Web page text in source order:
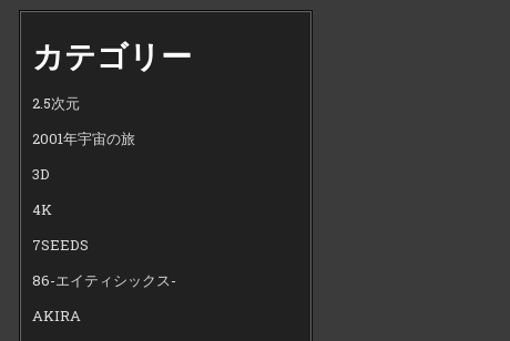
カテゴリー
2.5次元
2001年宇宙の旅
3D
4K
7SEEDS
86-エイティシックス-
AKIRA